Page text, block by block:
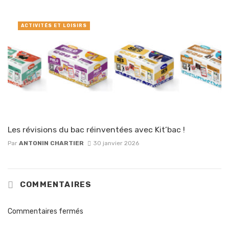
Les révisions du bac réinventées avec Kit’bac !
Par ANTONIN CHARTIER 30 janvier 2026
ACTIVITÉS ET LOISIRS
COMMENTAIRES
Commentaires fermés